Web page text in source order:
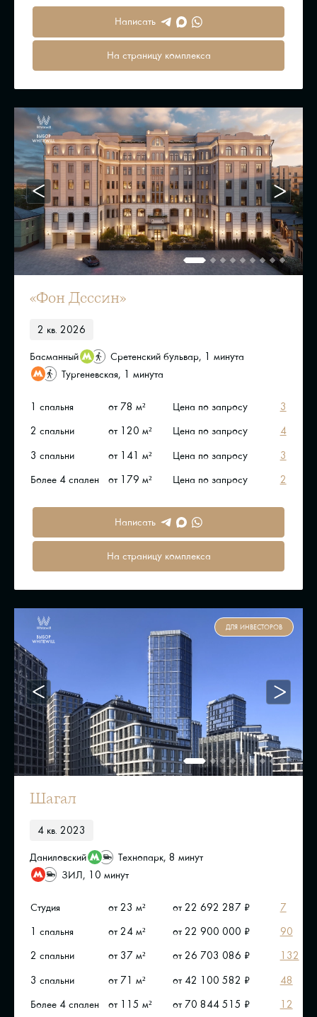
Написать
На страницу комплекса
«Фон Дессин»
2 кв. 2026
Басманный
Сретенский бульвар, 1 минута
Тургеневская, 1 минута
1 спальня от 78 м² Цена по запросу
3
2 спальни
от 120 м² Цена по запросу
4
3 спальни
от 141 м² Цена по запросу
3
Более 4 спален
от 179 м² Цена по запросу 2
Написать
На страницу комплекса
ДЛЯ ИНВЕСТОРОВ
Шагал
4 кв. 2023
Даниловский
Технопарк, 8 минут
ЗИЛ, 10 минут
Студия от 23 м² от 22 692 287 ₽
7
1 спальня
от 24 м² от 22 900 000 ₽
90
2 спальни
от 37 м² от 26 703 086 ₽
132
3 спальни
от 71 м² от 42 100 582 ₽
48
Более 4 спален
от 115 м² от 70 844 515 ₽ 12